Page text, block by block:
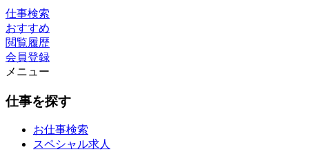
仕事検索
おすすめ
閲覧履歴
会員登録
メニュー
仕事を探す
お仕事検索
スペシャル求人